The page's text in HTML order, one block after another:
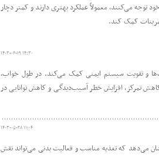
می‌کنند، معمولاً عملکرد بهتری دارند و کمتر دچار
کمک کند.
۱۴۰۳-۰۶-۱۹ ۱۴:۳۰
و تقویت سیستم ایمنی کمک می‌کند. در طول خواب،
تمرکز، افزایش خطر آسیب‌دیدگی و کاهش توانایی در
۱۴۰۳-۰۵-۲۸ ۱۱:۰۴
می‌دهد که تغذیه مناسب و فعالیت بدنی می‌تواند نقش